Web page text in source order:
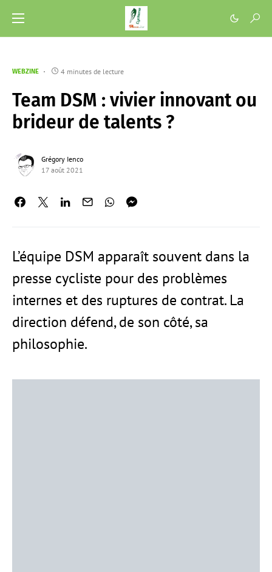
WEBZINE 4 minutes de lecture
Team DSM : vivier innovant ou
brideur de talents ?
Grégory Ienco
17 août 2021
L’équipe DSM apparaît souvent dans la
presse cycliste pour des problèmes
internes et des ruptures de contrat. La
direction défend, de son côté, sa
philosophie.